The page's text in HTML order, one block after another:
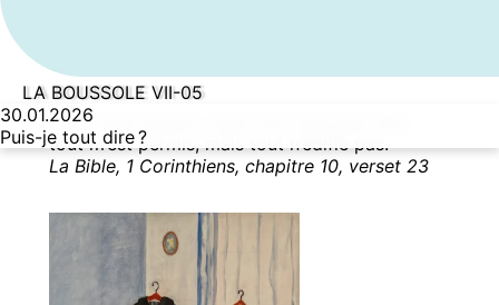
LA BOUSSOLE VII-05
30.01.2026
Puis-je tout dire ?
Tout m’est permis, mais tout n’est pas utile ;
tout m’est permis, mais tout n’édifie pas.
La Bible, 1 Corinthiens, chapitre 10, verset 23